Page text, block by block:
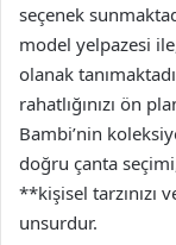
seçenek
model yelpazesi
olanak
rahatlığınızı ön
Bambi’nin
doğru çanta
**kişisel tarzınızı
unsurdur.